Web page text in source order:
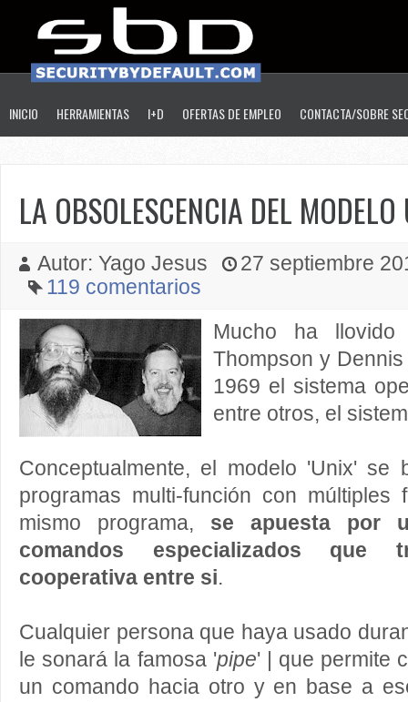
INICIO HERRAMIENTAS I+D OFERTAS DE EMPLEO CONTACTA/SOBRE
LA OBSOLESCENCIA DEL
Autor: Yago Jesus
27 septiembre
119 comentarios
Mucho ha
Thompson y
1969 el sistema
entre otros, el
Conceptualmente, el modelo 'Unix' se
programas multi-función con múltiples
mismo programa, se apuesta por
comandos especializados que
cooperativa entre si.
Cualquier persona que haya usado
le sonará la famosa 'pipe' | que permite
un comando hacia otro y en base a